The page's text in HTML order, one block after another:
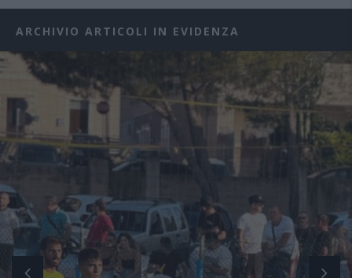
ARCHIVIO ARTICOLI IN EVIDENZA